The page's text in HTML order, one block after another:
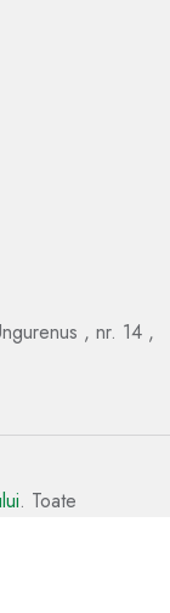
, nr. 14 ,
. Toate